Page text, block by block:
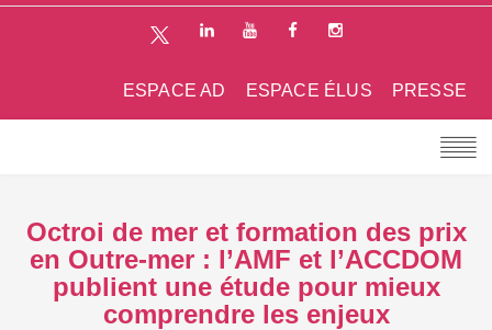
PRESSE
ESPACE ÉLUS
ESPACE AD
Octroi de mer et formation des prix
en Outre-mer : l’AMF et l’ACCDOM
publient une étude pour mieux
comprendre les enjeux